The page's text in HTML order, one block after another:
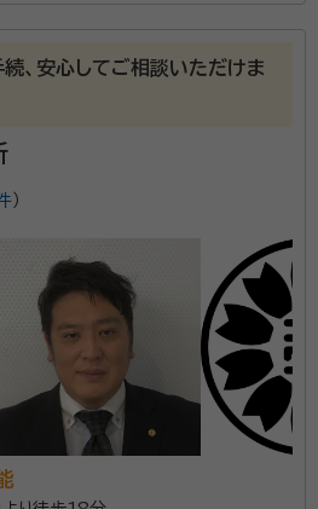
お） 行政書士
時期：2026/1
なと、思います。
に引き継ぐサポートをいたしま
ご不安がありましたら、お気軽に
地域】広島県 【営業時間】9：30
、安心してご相談いただけま
）